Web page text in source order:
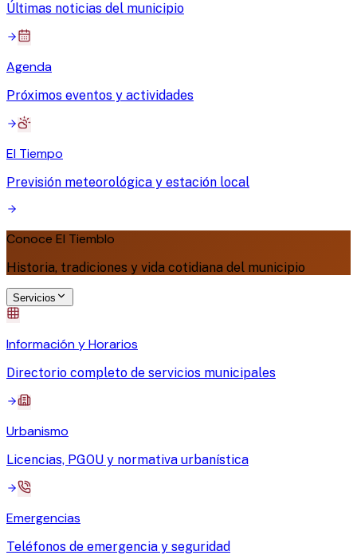
Últimas noticias del municipio
Agenda
Próximos eventos y actividades
El Tiempo
Previsión meteorológica y estación local
Conoce El Tiemblo
Historia, tradiciones y vida cotidiana del municipio
Servicios
Información y Horarios
Directorio completo de servicios municipales
Urbanismo
Licencias, PGOU y normativa urbanística
Emergencias
Teléfonos de emergencia y seguridad